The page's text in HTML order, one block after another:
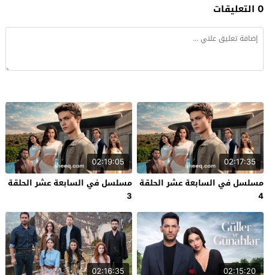
0 التعليقات
02:17:35
مسلسل في السابعة عشر الحلقة
4
02:19:05
مسلسل في السابعة عشر الحلقة
3
02:15:20
02:16:35